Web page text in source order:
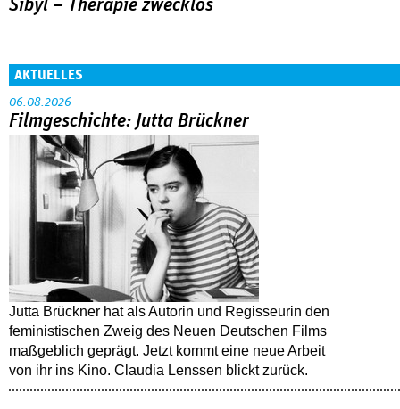
Sibyl – Therapie zwecklos
AKTUELLES
06.08.2026
Filmgeschichte: Jutta Brückner
Jutta Brückner hat als Autorin und Regisseurin den
feministischen Zweig des Neuen Deutschen Films
maßgeblich geprägt. Jetzt kommt eine neue Arbeit
von ihr ins Kino. Claudia Lenssen blickt zurück.